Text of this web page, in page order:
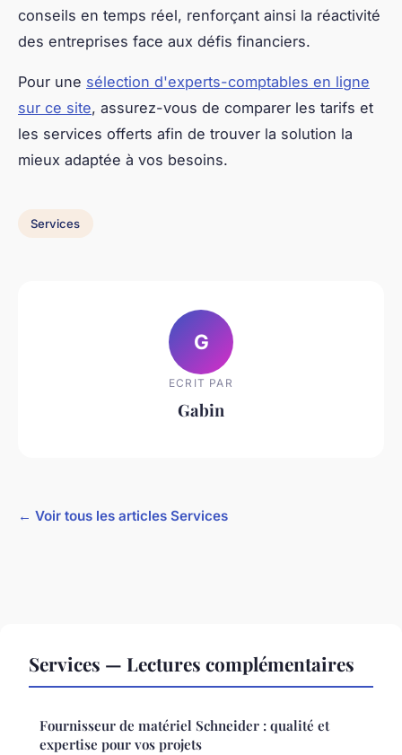
conseils en temps réel, renforçant ainsi la réactivité
des entreprises face aux défis financiers.
Pour une sélection d'experts-comptables en ligne
sur ce site, assurez-vous de comparer les tarifs et
les services offerts afin de trouver la solution la
mieux adaptée à vos besoins.
Services
G
ECRIT PAR
Gabin
← Voir tous les articles Services
Services — Lectures complémentaires
Fournisseur de matériel Schneider : qualité et
expertise pour vos projets